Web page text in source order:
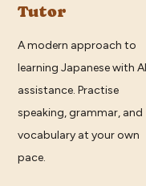
Tutor
A modern approach to
learning Japanese with AI
assistance. Practise
speaking, grammar, and
vocabulary at your own
pace.